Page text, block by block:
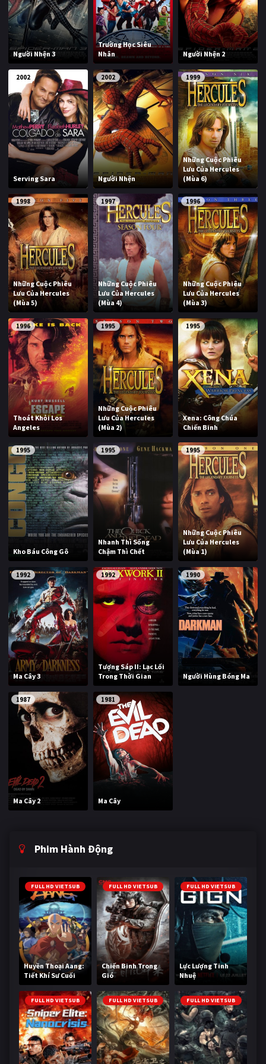
PHIM MỚI
PHIM BỘ
PHIM LẺ
PHIM CHIẾU RẠP
TUYỂN TẬP PHIM
BLOG
Người Nhện 3
Trường Học Siêu
Nhân
Người Nhện 2
2002
Serving Sara
2002
Người Nhện
1999
Những Cuộc Phiêu
Lưu Của Hercules
(Mùa 6)
1998
Những Cuộc Phiêu
Lưu Của Hercules
(Mùa 5)
1997
Những Cuộc Phiêu
Lưu Của Hercules
(Mùa 4)
1996
Những Cuộc Phiêu
Lưu Của Hercules
(Mùa 3)
1996
Thoát Khỏi Los
Angeles
1995
Những Cuộc Phiêu
Lưu Của Hercules
(Mùa 2)
1995
Xena: Công Chúa
Chiến Binh
1995
Kho Báu Công Gô
1995
Nhanh Thì Sống
Chậm Thì Chết
1995
Những Cuộc Phiêu
Lưu Của Hercules
(Mùa 1)
1992
Ma Cây 3
1992
Tượng Sáp II: Lạc Lối
Trong Thời Gian
1990
Người Hùng Bóng Ma
1987
Ma Cây 2
1981
Ma Cây
Phim Hành Động
FULL HD VIETSUB
Huyền Thoại Aang:
Tiết Khí Sư Cuối
Cùng
FULL HD VIETSUB
Chiến Binh Trong
Gió
FULL HD VIETSUB
Lực Lượng Tinh
Nhuệ
FULL HD VIETSUB FULL HD VIETSUB FULL HD VIETSUB